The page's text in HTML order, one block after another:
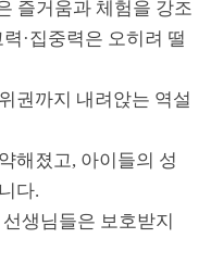
즐거움과 체험을 강조
·집중력은 오히려 떨
권까지 내려앉는 역설
해졌고, 아이들의 성
다.
생님들은 보호받지